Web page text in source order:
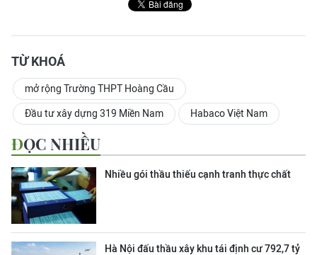
TỪ KHOÁ
mở rộng Trường THPT Hoàng Cầu
Đầu tư xây dựng 319 Miền Nam Habaco Việt Nam
ĐỌC NHIỀU
Nhiều gói thầu thiếu cạnh tranh thực chất
Hà Nội đấu thầu xây khu tái định cư 792,7 tỷ